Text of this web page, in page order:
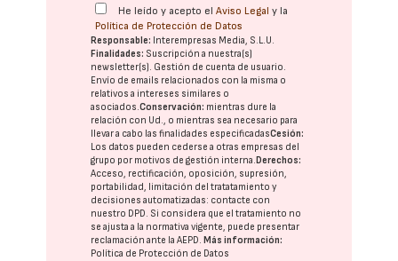
He leído y acepto elAviso Legal y la
Política de Protección de Datos
Responsable: Interempresas Media, S.L.U.
Finalidades: Suscripción a nuestra(s)
newsletter(s). Gestión de cuenta de usuario.
Envío de emails relacionados con la misma o
relativos a intereses similares o
asociados.Conservación: mientras dure la
relación con Ud., o mientras sea necesario para
llevar a cabo las finalidades especificadasCesión:
Los datos pueden cederse a otras empresas del
grupo por motivos de gestión interna. Derechos:
Acceso, rectificación, oposición, supresión,
portabilidad, limitación del tratatamiento y
decisiones automatizadas: contacte con
nuestro DPD. Si considera que el tratamiento no
se ajusta a la normativa vigente, puede presentar
reclamación ante laAEPD. Más información:
Política de Protección de Datos